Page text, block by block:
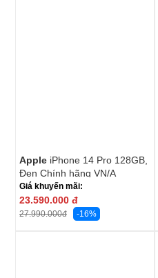
Apple iPhone 14 Pro 128GB,
Đen Chính hãng VN/A
Giá khuyến mãi:
23.590.000 đ
27.990.000đ -16%